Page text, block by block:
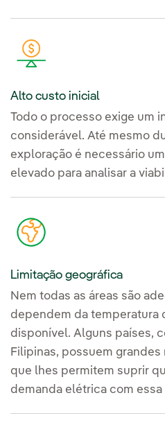
Alto custo inicial
Todo o processo exige um
considerável. Até mesmo
exploração é necessário
elevado para analisar a
Limitação geográfica
Nem todas as áreas são
dependem da temperatura
disponível. Alguns países,
Filipinas, possuem
que lhes permitem suprir
demanda elétrica com essa